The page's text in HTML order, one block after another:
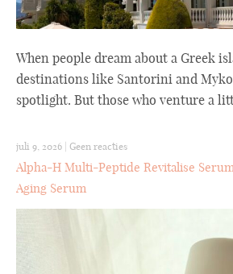
When people dream about a Greek
destinations like Santorini and
spotlight. But those who venture a
juli 9, 2026 | Geen reacties
Alpha-H Multi-Peptide Revitalise
Aging Serum